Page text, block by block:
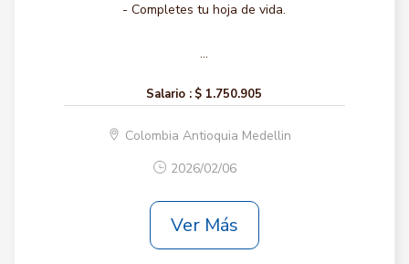
- Completes tu hoja de vida.
...
Salario : $ 1.750.905
Colombia Antioquia Medellin
2026/02/06
Ver Más